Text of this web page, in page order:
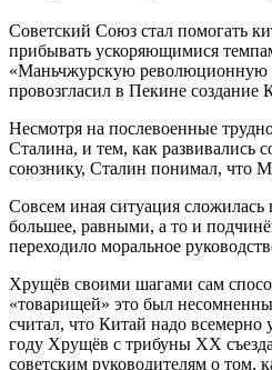
Советский Союз стал помогать
прибывать ускоряющимися
«Маньчжурскую революционную
провозгласил в Пекине
Несмотря на послевоенные
Сталина, и тем, как развивались
союзнику, Сталин понимал, что
Совсем иная ситуация
большее, равными, а то и
переходило моральное
Хрущёв своими шагами сам
«товарищей» это был
считал, что Китай надо всемерно
году Хрущёв с трибуны ХХ
советским руководителям о том,